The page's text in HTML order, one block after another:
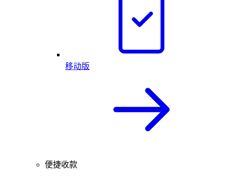
移动版
便捷收款